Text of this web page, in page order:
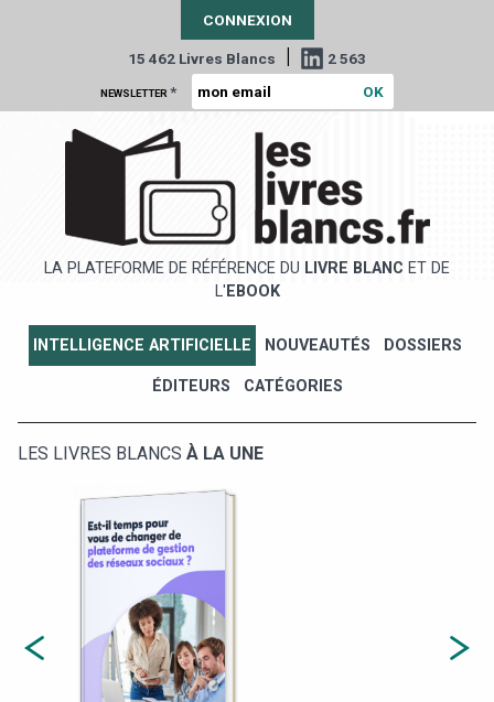
CONNEXION
15 462 Livres Blancs | 2 563
NEWSLETTER *
LA PLATEFORME DE RÉFÉRENCE DU LIVRE BLANC ET DE
L' EBOOK
INTELLIGENCE ARTIFICIELLE NOUVEAUTÉS DOSSIERS
ÉDITEURS CATÉGORIES
LES LIVRES BLANCS À LA UNE